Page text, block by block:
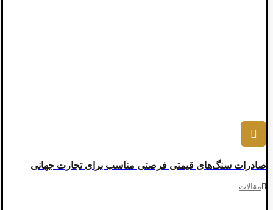
صادرات سنگ‌های قیمتی فرصتی مناسب برای تجارت جهانی
مقالات